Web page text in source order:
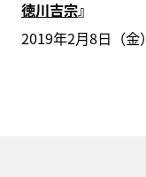
徳川吉宗』
2019年2月8日（金